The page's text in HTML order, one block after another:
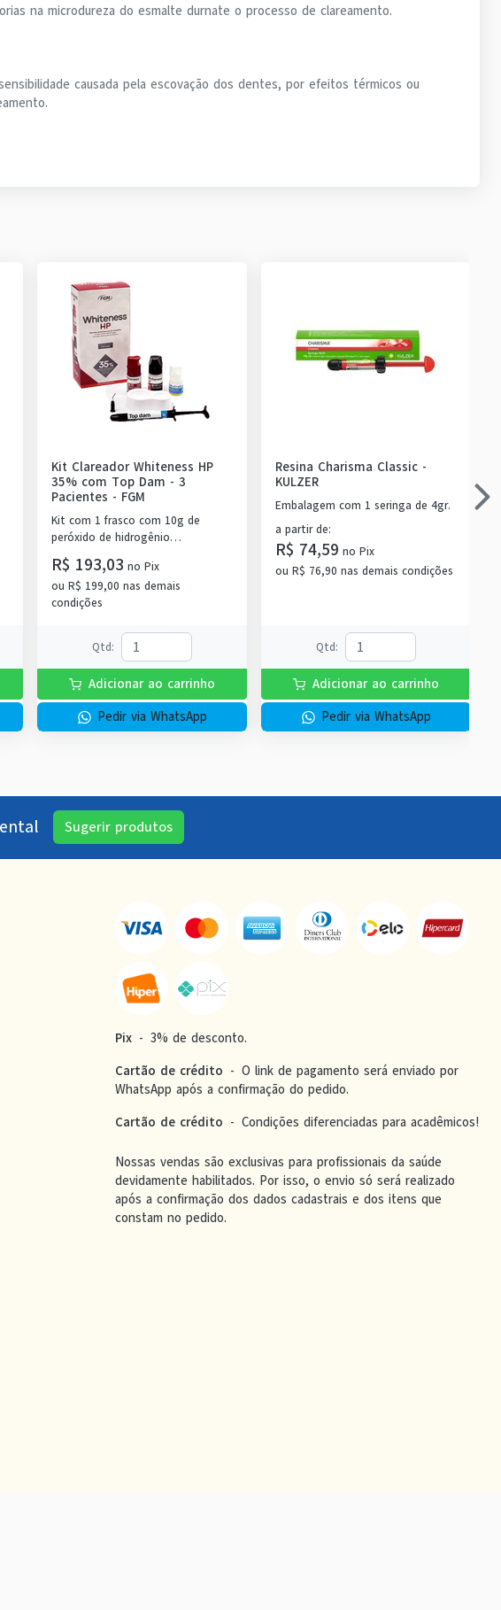
na microdureza do esmalte durnate o processo de clareamento.
causada pela escovação dos dentes, por efeitos térmicos ou
Kit Clareador Whiteness HP
35% com Top Dam - 3
Pacientes - FGM
Kit com 1 frasco com 10g de
peróxido de hidrogênio
concentrado + 1 frasco com 5g de
espessante + 1 frasco com 2g de
solução Neutralize (neutralizante
de peróxidos) + 1 espátula e uma
Dam com 2g.
R$ 193,03 no Pix
ou R$ 199,00 nas demais
condições
Qtd:
Adicionar ao carrinho
Pedir via WhatsApp
Resina Charisma Classic-
KULZER
Embalagem com 1 seringa de 4gr.
a partir de:
R$ 74,59 no Pix
ou R$ 76,90 nas demais condições
Qtd:
Adicionar ao carrinho
Pedir via WhatsApp
Sugerir produtos
Pix - 3% de desconto.
Cartão de crédito - O link de pagamento será enviado por
WhatsApp após a confirmação do pedido.
Cartão de crédito - Condições diferenciadas para acadêmicos!
Nossas vendas são exclusivas para profissionais da saúde
devidamente habilitados. Por isso, o envio só será realizado
após a confirmação dos dados cadastrais e dos itens que
constam no pedido.